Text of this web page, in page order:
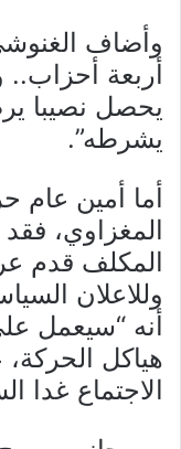
وأضاف
أربعة
يحصل نصيبا
يشرطه”.
أما أمين عام
المغزاوي،
المكلف قدم
وللاعلان
أنه “سيعمل
هياكل
الاجتماع غدا